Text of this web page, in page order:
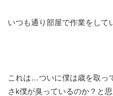
いつも通り部屋で作業をして
これは…ついに僕は歳を取っ
さk僕が臭っているのか？と